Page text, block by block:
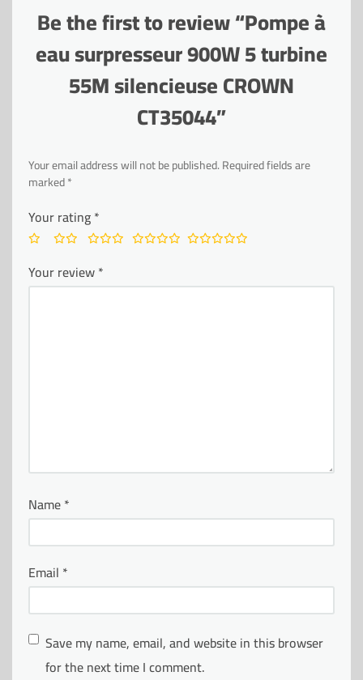
Be the first to review “Pompe à
eau surpresseur 900W 5 turbine
55M silencieuse CROWN
CT35044”
Your email address will not be published.Required fields are
marked*
Your rating*
Your review*
Name*
Email *
Save my name, email, and website in this browser
for the next time I comment.